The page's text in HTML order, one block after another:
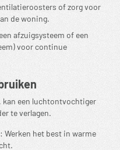
of zorg voor
de woning.
afzuigsysteem of een
voor continue
kan een luchtontvochtiger
te verlagen.
: Werken het best in warme